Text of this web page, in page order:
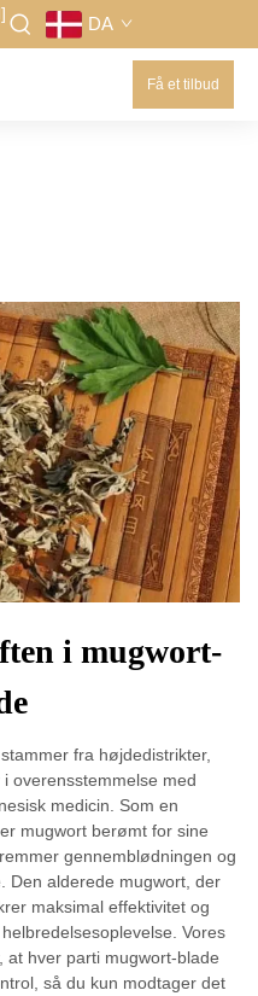
DA
Få et tilbud
i mugwort-
fra højdedistrikter,
overensstemmelse med
medicin. Som en
mugwort berømt for sine
gennemblødningen og
Den alderede mugwort, der
maksimal effektivitet og
Vores
at hver parti mugwort-blade
så du kun modtager det